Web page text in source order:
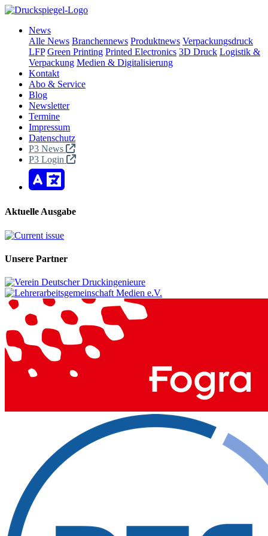
News
Alle News Branchennews Produktnews Verpackungsdruck
LFP Green Printing Printed Electronics 3D Druck Logistik &
Verpackung Medien & Digitalisierung
Kontakt
Abo & Service
Blog
Newsletter
Termine
Impressum
Datenschutz
P3 News
P3 Login
Aktuelle Ausgabe
Unsere Partner